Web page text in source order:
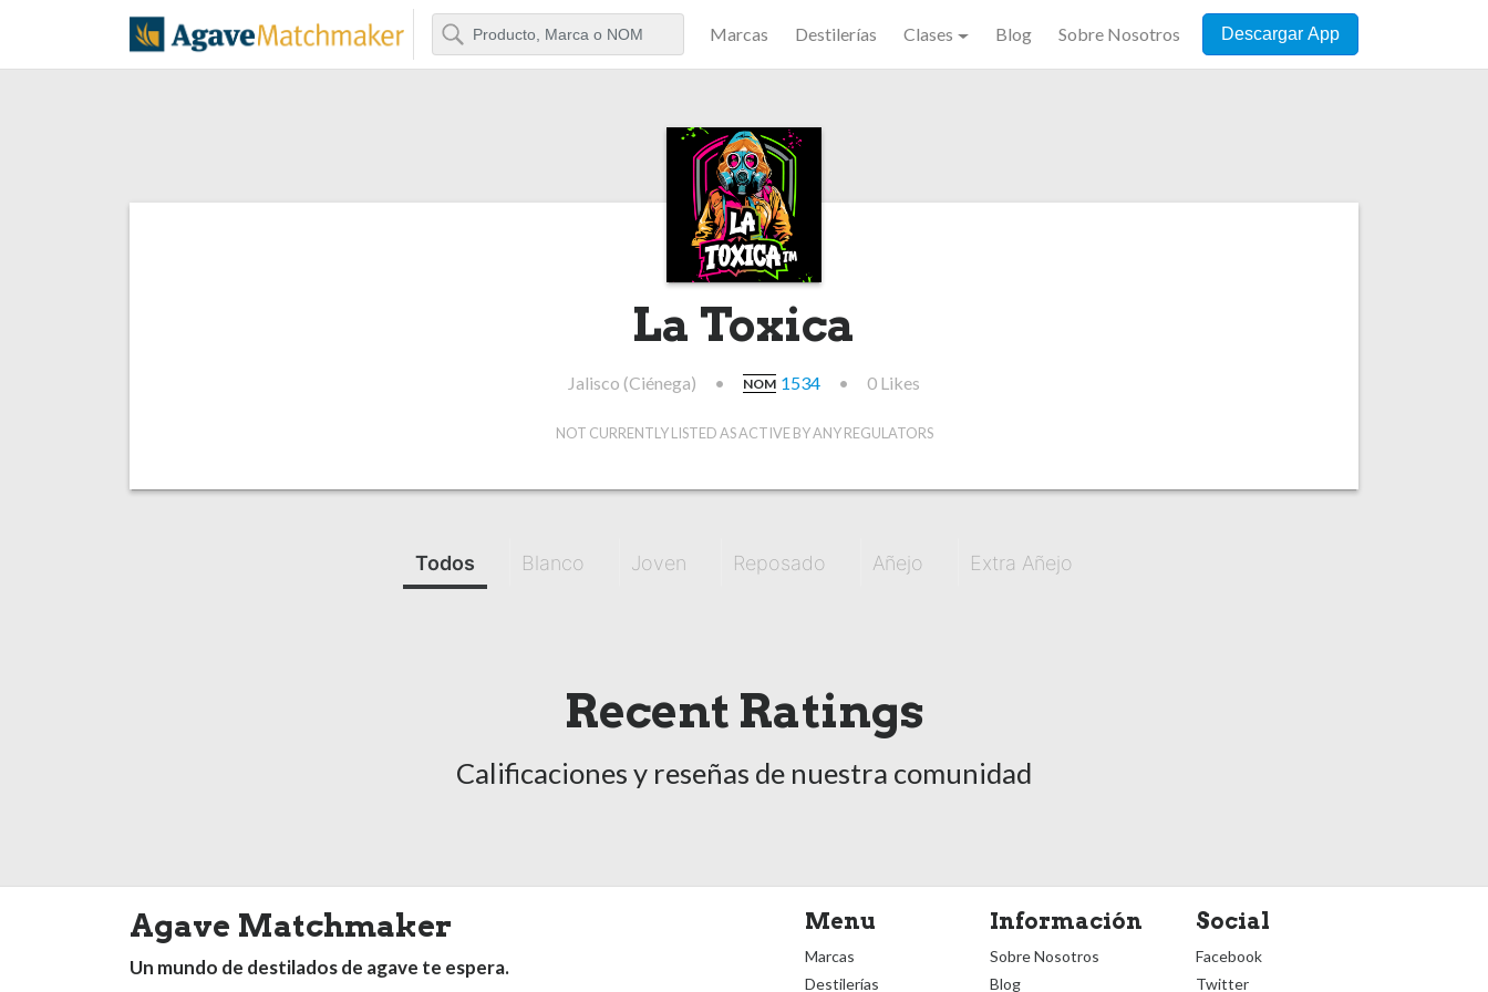
Agave Matchmaker
Buscar Marcas Destilerías Clases Blog Sobre Nosotros Descargar App
La Toxica
Jalisco (Ciénega) • NOM 1534 • 0 Likes
NOT CURRENTLY LISTED AS ACTIVE BY ANY REGULATORS
Todos Blanco Joven Reposado Añejo Extra Añejo
Recent Ratings
Calificaciones y reseñas de nuestra comunidad
Agave Matchmaker
Un mundo de destilados de agave te espera.
Menu
Marcas
Destilerías
Información
Sobre Nosotros
Blog
Social
Facebook
Twitter